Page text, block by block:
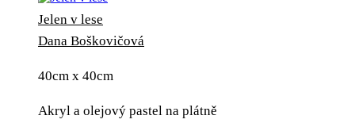
Jelen v lese
Dana Boškovičová
40cm x 40cm
Akryl a olejový pastel na plátně